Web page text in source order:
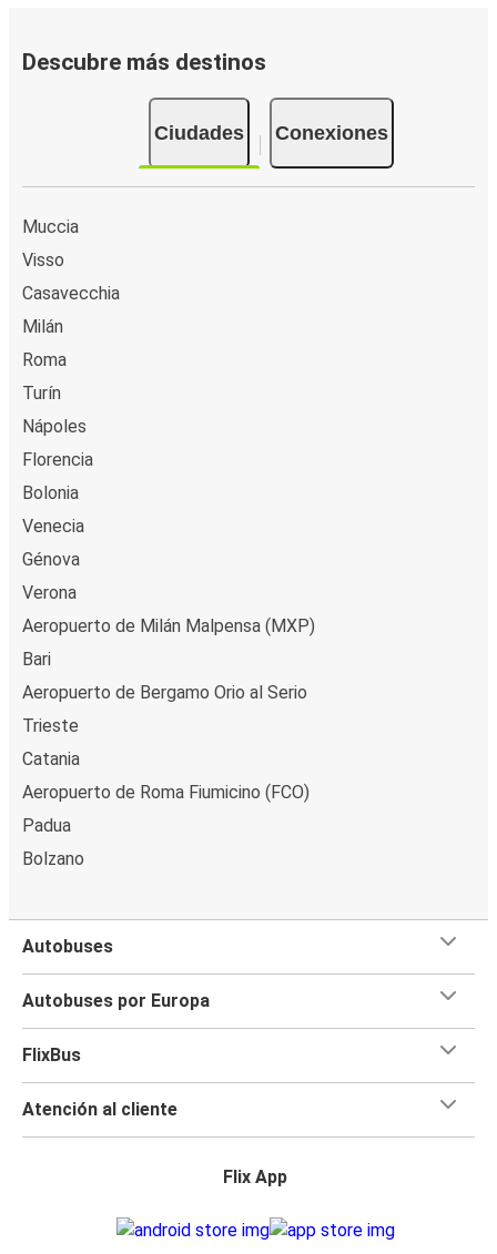
Descubre más destinos
Ciudades Conexiones
Muccia
Visso
Casavecchia
Milán
Roma
Turín
Nápoles
Florencia
Bolonia
Venecia
Génova
Verona
Aeropuerto de Milán Malpensa (MXP)
Bari
Aeropuerto de Bergamo Orio al Serio
Trieste
Catania
Aeropuerto de Roma Fiumicino (FCO)
Padua
Bolzano
Autobuses
Autobuses por Europa
FlixBus
Atención al cliente
Flix App